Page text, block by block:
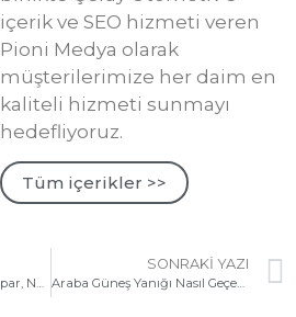
içerik ve SEO hizmeti veren
Pioni Medya olarak
müşterilerimize her daim en
kaliteli hizmeti sunmayı
hedefliyoruz.
Tüm içerikler >>
SONRAKI YAZI
Araba Güneş Yanığı Nasıl Geçer? – Detaylı Rehber